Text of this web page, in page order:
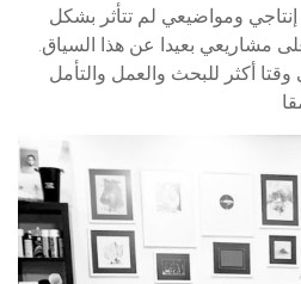
ومواضيعي لم تتأثر بشكل
مشاريعي بعيدا عن هذا السياق.
أكثر للبحث والعمل والتأمل